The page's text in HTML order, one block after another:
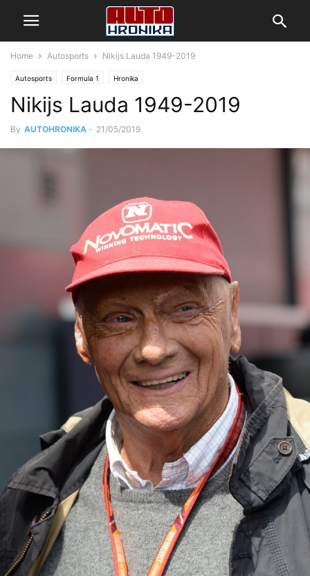
Home Autosports Nikijs Lauda 1949-2019
Autosports Formula 1 Hronika
Nikijs Lauda 1949-2019
By AUTOHRONIKA - 21/05/2019